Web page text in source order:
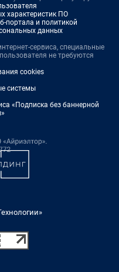
характеристик ПО
портала и политикой
данных
сервиса, специальные
не требуются
cookies
системы
«Подписка без баннерной